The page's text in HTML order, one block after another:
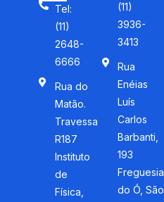
Tel:
(11)
2648-
6666
Rua do
Matão.
Travessa
R187
Instituto
de
Física,
(11)
3936-
3413
Rua
Enéias
Luís
Carlos
Barbanti,
193
Freguesia
do Ó, São